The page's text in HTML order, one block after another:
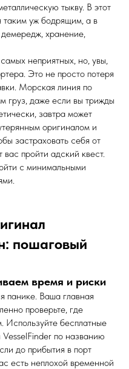
тыкву. В этот
таким уж бодрящим, а в
демередж, хранение,
неприятных, но, увы,
Это не просто потеря
Морская линия по
груз, даже если вы трижды
завтра может
оригиналом и
застраховать себя от
вас пройти адский квест.
с минимальными
пошаговый
время и риски
панике. Ваша главная
проверьте, где
Используйте бесплатные
по названию
до прибытия в порт
есть неплохой временной